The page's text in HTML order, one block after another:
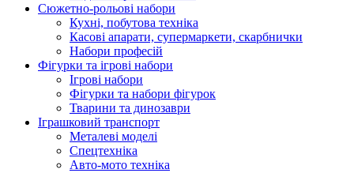
Сюжетно-рольові набори
Кухні, побутова техніка
Касові апарати, супермаркети, скарбнички
Набори професій
Фігурки та ігрові набори
Ігрові набори
Фігурки та набори фігурок
Тварини та динозаври
Іграшковий транспорт
Металеві моделі
Спецтехніка
Авто-мото техніка